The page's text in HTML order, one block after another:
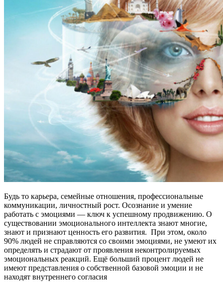
Будь то карьера, семейные отношения, профессиональные
коммуникации, личностный рост. Осознание и умение
работать с эмоциями — ключ к успешному продвижению. О
существовании эмоционального интеллекта знают многие,
знают и признают ценность его развития. При этом, около
90% людей не справляются со своими эмоциями, не умеют их
определять и страдают от проявления неконтролируемых
эмоциональных реакций. Ещё больший процент людей не
имеют представления о собственной базовой эмоции и не
находят внутреннего согласия